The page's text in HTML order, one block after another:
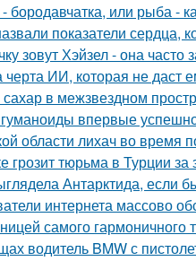
бородавчатка, или рыба -
показатели сердца,
зовут Хэйзел - она часто
черта ИИ, которая не даст
в межзвездном
впервые
области лихач во время
грозит тюрьма в Турции
Антарктида, если
интернета массово
самого гармоничного
водитель BMW с